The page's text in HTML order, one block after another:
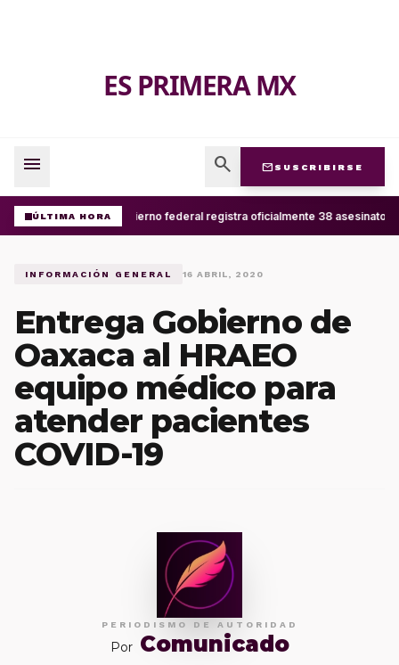
ES PRIMERA MX
menu search mail SUSCRIBIRSE
ÚLTIMA HORAGobierno federal registra oficialmente 38 asesinatos
INFORMACIÓN GENERAL 16 ABRIL, 2020
Entrega Gobierno de
Oaxaca al HRAEO
equipo médico para
atender pacientes
COVID-19
PERIODISMO DE AUTORIDAD
Por Comunicado